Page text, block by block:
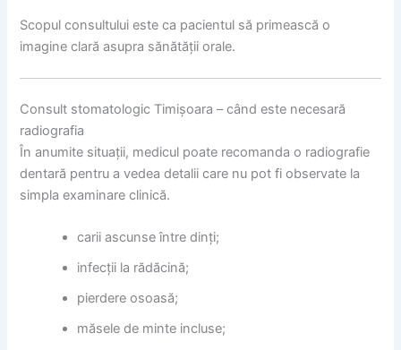
Scopul consultului este ca pacientul să primească o
imagine clară asupra sănătății orale.
Consult stomatologic Timișoara – când este necesară
radiografia
În anumite situații, medicul poate recomanda o radiografie
dentară pentru a vedea detalii care nu pot fi observate la
simpla examinare clinică.
carii ascunse între dinți;
infecții la rădăcină;
pierdere osoasă;
măsele de minte incluse;